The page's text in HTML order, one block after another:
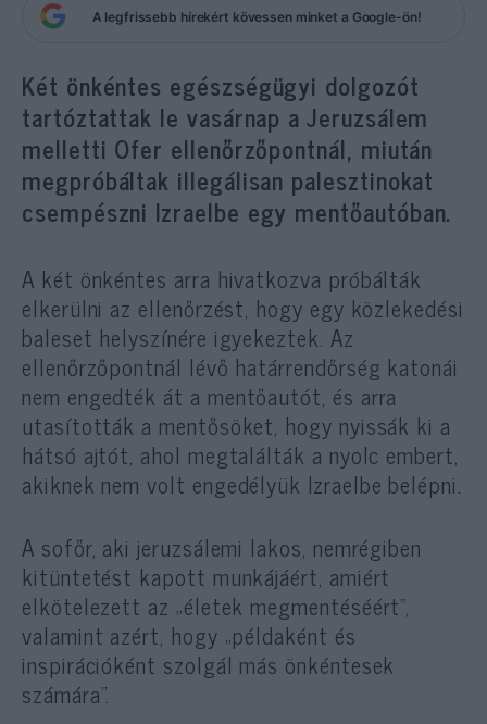
A legfrissebb hírekért kövessen minket a Google-ön!
Két önkéntes egészségügyi dolgozót
tartóztattak le vasárnap a Jeruzsálem
melletti Ofer ellenőrzőpontnál, miután
megpróbáltak illegálisan palesztinokat
csempészni Izraelbe egy mentőautóban.
A két önkéntes arra hivatkozva próbálták
elkerülni az ellenőrzést, hogy egy közlekedési
baleset helyszínére igyekeztek. Az
ellenőrzőpontnál lévő határrendőrség katonái
nem engedték át a mentőautót, és arra
utasították a mentősöket, hogy nyissák ki a
hátsó ajtót, ahol megtalálták a nyolc embert,
akiknek nem volt engedélyük Izraelbe belépni.
A sofőr, aki jeruzsálemi lakos, nemrégiben
kitüntetést kapott munkájáért, amiért
elkötelezett az „életek megmentéséért”,
valamint azért, hogy „példaként és
inspirációként szolgál más önkéntesek
számára”.